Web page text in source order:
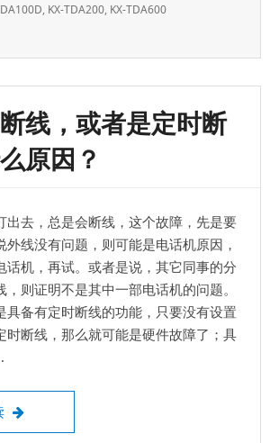
, KX-TDA200, KX-TDA600
线，或者是定时断
原因？
出去，总是会断线，这个故障，先是要
外线没有问题，则可能是电话机原因，
话机，再试。或者是说，其它同事的分
则证明不是其中一部电话机的问题。
具备有定时断线的功能，只要没有设置
时断线，那么就可能是硬件故障了；具
打进打出断线，或者是定时断线，是什么原